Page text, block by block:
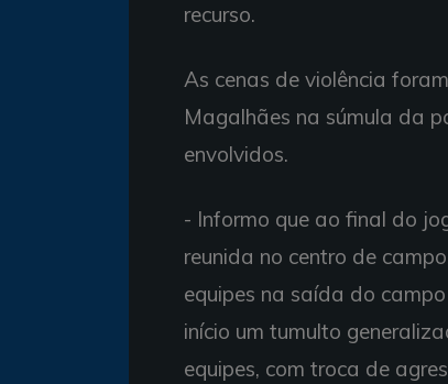
recurso.
As cenas de violência
Magalhães na súmula da
envolvidos.
- Informo que ao final do
reunida no centro de
equipes na saída do
início um tumulto
equipes, com troca de